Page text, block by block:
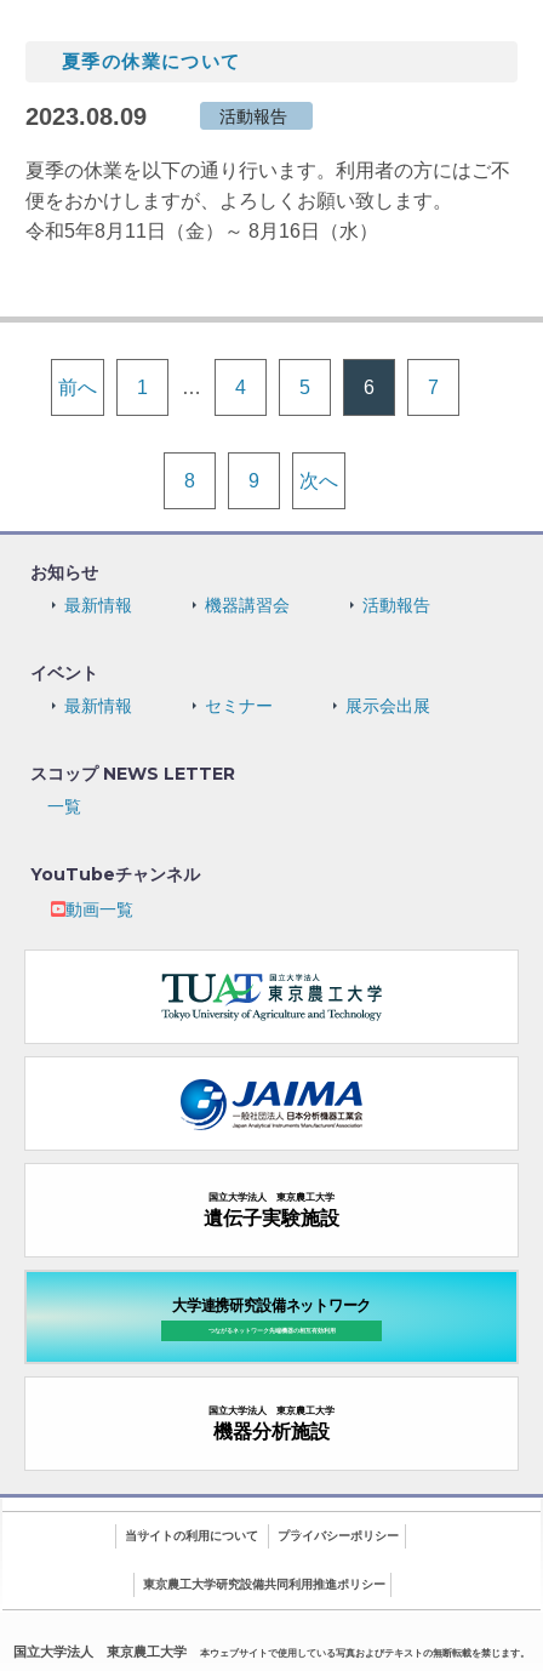
夏季の休業について
2023.08.09 活動報告
夏季の休業を以下の通り行います。利用者の方にはご不
便をおかけしますが、よろしくお願い致します。
令和5年8月11日（金）～ 8月16日（水）
前へ 1 … 4 5 6 7
8 9 次へ
お知らせ
最新情報 機器講習会 活動報告
イベント
最新情報 セミナー 展示会出展
スコップ NEWS LETTER
一覧
YouTubeチャンネル
動画一覧
国立大学法人 東京農工大学
遺伝子実験施設
大学連携研究設備ネットワーク
つながるネットワーク先端機器の相互有効利用
国立大学法人 東京農工大学
機器分析施設
当サイトの利用について プライバシーポリシー
東京農工大学研究設備共同利用推進ポリシー
国立大学法人 東京農工大学 本ウェブサイトで使用している写真およびテキストの無断転載を禁じます。